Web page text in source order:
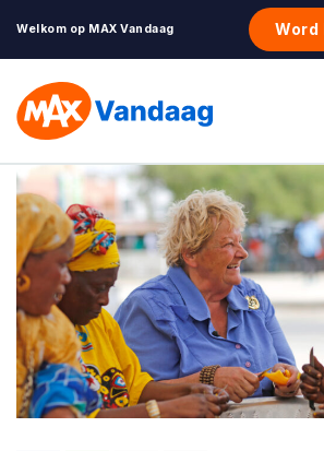
Welkom op MAX Vandaag Word